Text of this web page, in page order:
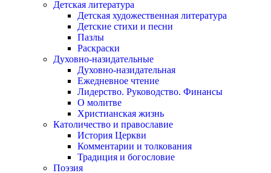
Детская литература
Детская художественная литература
Детские стихи и песни
Пазлы
Раскраски
Духовно-назидательные
Духовно-назидательная
Ежедневное чтение
Лидерство. Руководство. Финансы
О молитве
Христианская жизнь
Католичество и православие
История Церкви
Комментарии и толкования
Традиция и богословие
Поэзия